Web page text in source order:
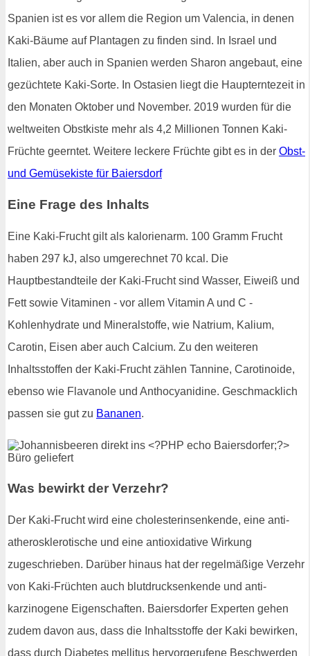
Spanien ist es vor allem die Region um Valencia, in denen
Kaki-Bäume auf Plantagen zu finden sind. In Israel und
Italien, aber auch in Spanien werden Sharon angebaut, eine
gezüchtete Kaki-Sorte. In Ostasien liegt die Haupterntezeit in
den Monaten Oktober und November. 2019 wurden für die
weltweiten Obstkiste mehr als 4,2 Millionen Tonnen Kaki-
Früchte geerntet. Weitere leckere Früchte gibt es in der Obst-
und Gemüsekiste für Baiersdorf
Eine Frage des Inhalts
Eine Kaki-Frucht gilt als kalorienarm. 100 Gramm Frucht
haben 297 kJ, also umgerechnet 70 kcal. Die
Hauptbestandteile der Kaki-Frucht sind Wasser, Eiweiß und
Fett sowie Vitaminen - vor allem Vitamin A und C -
Kohlenhydrate und Mineralstoffe, wie Natrium, Kalium,
Carotin, Eisen aber auch Calcium. Zu den weiteren
Inhaltsstoffen der Kaki-Frucht zählen Tannine, Carotinoide,
ebenso wie Flavanole und Anthocyanidine. Geschmacklich
passen sie gut zu Bananen.
Was bewirkt der Verzehr?
Der Kaki-Frucht wird eine cholesterinsenkende, eine anti-
atherosklerotische und eine antioxidative Wirkung
zugeschrieben. Darüber hinaus hat der regelmäßige Verzehr
von Kaki-Früchten auch blutdrucksenkende und anti-
karzinogene Eigenschaften. Baiersdorfer Experten gehen
zudem davon aus, dass die Inhaltsstoffe der Kaki bewirken,
dass durch Diabetes mellitus hervorgerufene Beschwerden